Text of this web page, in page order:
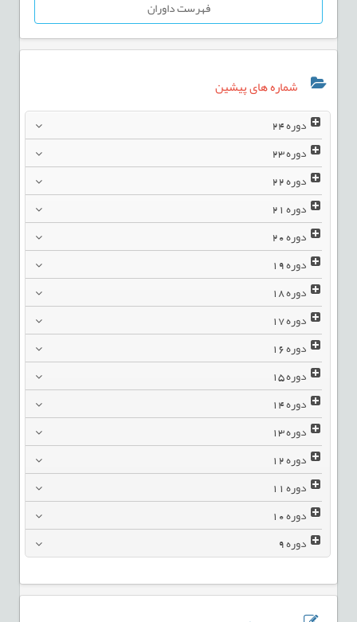
فهرست داوران
شماره های پیشین
دوره24
دوره23
دوره22
دوره21
دوره20
دوره19
دوره18
دوره17
دوره16
دوره15
دوره14
دوره13
دوره12
دوره11
دوره10
دوره9